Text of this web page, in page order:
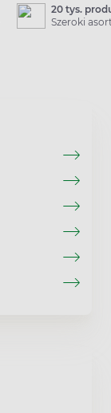
20 tys.
Szeroki